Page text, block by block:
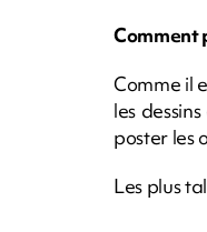
Comme il
les
poster les
Les plus